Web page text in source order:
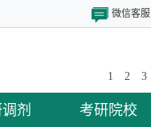
微信客服
1 2 3
剂 考研院校